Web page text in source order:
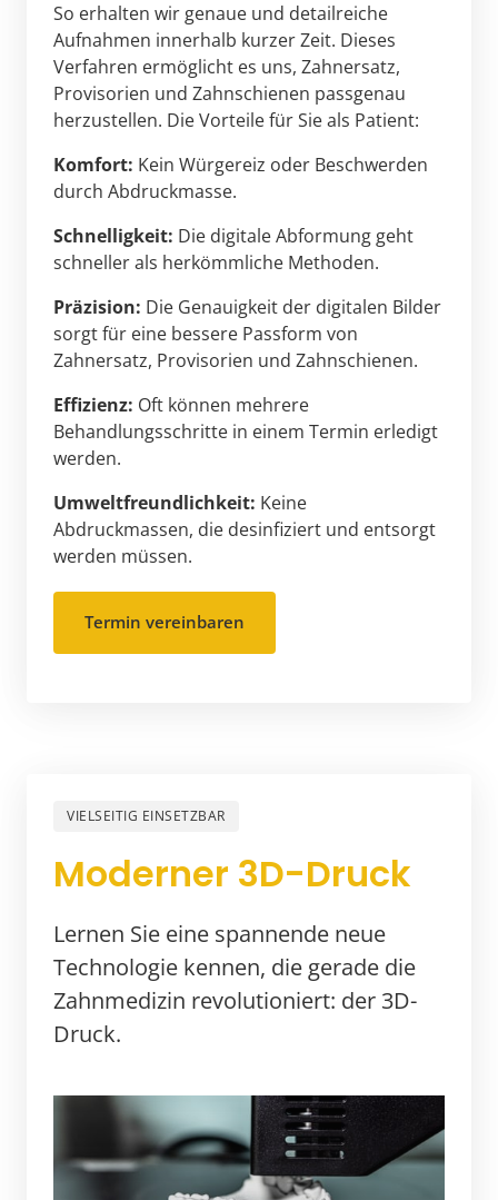
So erhalten wir genaue und detailreiche
Aufnahmen innerhalb kurzer Zeit. Dieses
Verfahren ermöglicht es uns, Zahnersatz,
Provisorien und Zahnschienen passgenau
herzustellen. Die Vorteile für Sie als Patient:
Komfort: Kein Würgereiz oder Beschwerden
durch Abdruckmasse.
Schnelligkeit: Die digitale Abformung geht
schneller als herkömmliche Methoden.
Präzision: Die Genauigkeit der digitalen Bilder
sorgt für eine bessere Passform von
Zahnersatz, Provisorien und Zahnschienen.
Effizienz: Oft können mehrere
Behandlungsschritte in einem Termin erledigt
werden.
Umweltfreundlichkeit: Keine
Abdruckmassen, die desinfiziert und entsorgt
werden müssen.
Termin vereinbaren
VIELSEITIG EINSETZBAR
Moderner 3D-Druck
Lernen Sie eine spannende neue
Technologie kennen, die gerade die
Zahnmedizin revolutioniert: der 3D-
Druck.